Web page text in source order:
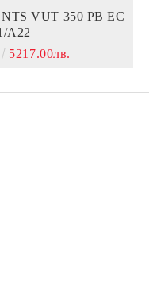
VUT 350 PB EC
A22
5217.00лв.